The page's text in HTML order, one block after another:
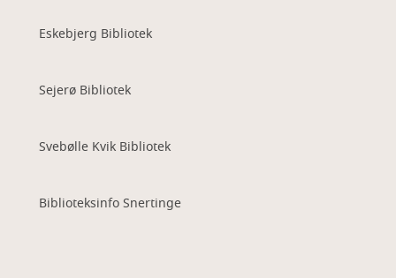
Eskebjerg Bibliotek
Sejerø Bibliotek
Svebølle Kvik Bibliotek
Biblioteksinfo Snertinge